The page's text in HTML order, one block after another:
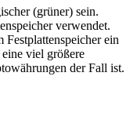
(grüner) sein.
verwendet.
Festplattenspeicher ein
viel größere
der Fall ist.